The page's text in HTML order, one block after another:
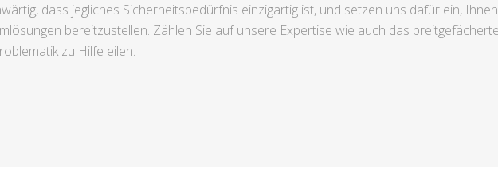
dass jegliches Sicherheitsbedürfnis einzigartig ist, und setzen uns dafür ein,
bereitzustellen. Zählen Sie auf unsere Expertise wie auch das
zu Hilfe eilen.